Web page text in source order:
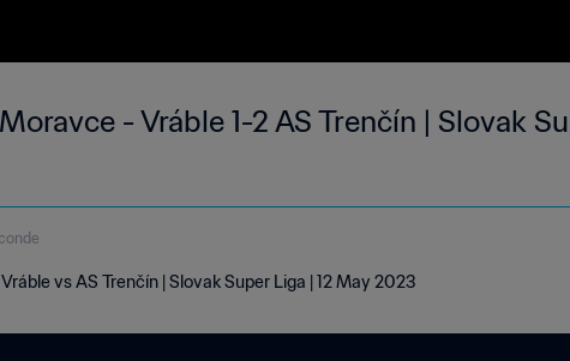
- Vráble 1-2 AS Trenčín | Slovak
vs AS Trenčín | Slovak Super Liga | 12 May 2023